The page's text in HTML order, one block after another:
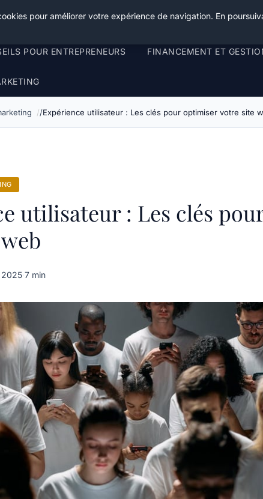
POUR ENTREPRENEURS FINANCEMENT ET
Expérience utilisateur : Les clés pour optimiser votre site
utilisateur : Les clés
2025·7 min
pour améliorer votre expérience de navigation. En